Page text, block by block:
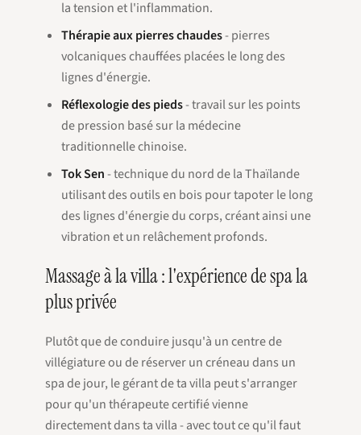
la tension et l'inflammation.
Thérapie aux pierres chaudes- pierres
volcaniques chauffées placées le long des
lignes d'énergie.
Réflexologie des pieds- travail sur les points
de pression basé sur la médecine
traditionnelle chinoise.
Tok Sen- technique du nord de la Thaïlande
utilisant des outils en bois pour tapoter le long
des lignes d'énergie du corps, créant ainsi une
vibration et un relâchement profonds.
Massage à la villa : l'expérience de spa la
plus privée
Plutôt que de conduire jusqu'à un centre de
villégiature ou de réserver un créneau dans un
spa de jour, le gérant de ta villa peut s'arranger
pour qu'un thérapeute certifié vienne
directement dans ta villa - avec tout ce qu'il faut